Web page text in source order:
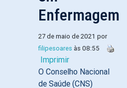
Enfermagem
27 de maio de 2021 por
filipesoares às 08:55
Imprimir
O Conselho Nacional
de Saúde (CNS)